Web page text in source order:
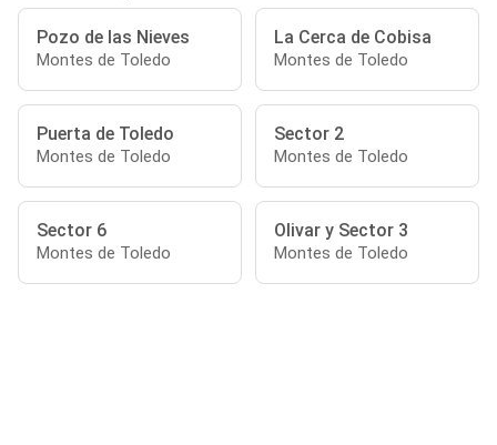
Pozo de las Nieves
Montes de Toledo
La Cerca de Cobisa
Montes de Toledo
Puerta de Toledo
Montes de Toledo
Sector 2
Montes de Toledo
Sector 6
Montes de Toledo
Olivar y Sector 3
Montes de Toledo